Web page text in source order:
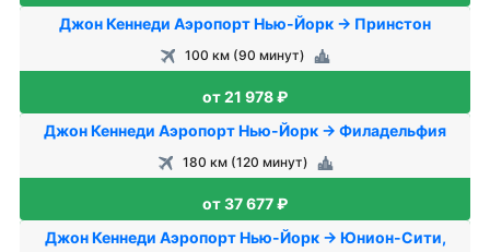
Джон Кеннеди Аэропорт Нью-Йорк → Принстон
100 км (90 минут)
от 21 978 ₽
Джон Кеннеди Аэропорт Нью-Йорк → Филадельфия
180 км (120 минут)
от 37 677 ₽
Джон Кеннеди Аэропорт Нью-Йорк → Юнион-Сити,